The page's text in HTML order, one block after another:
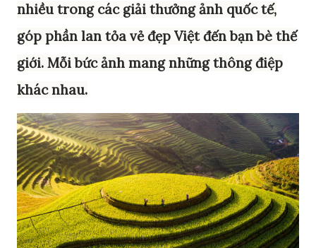
nhiều trong các giải thưởng ảnh quốc tế,
góp phần lan tỏa vẻ đẹp Việt đến bạn bè thế
giới. Mỗi bức ảnh mang những thông điệp
khác nhau.